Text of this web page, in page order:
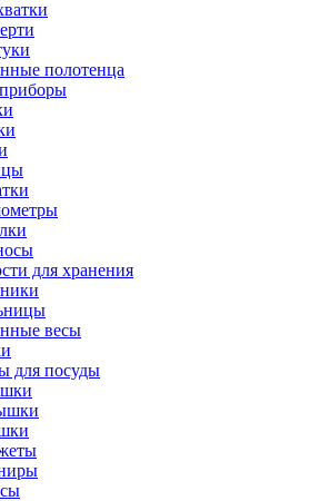
полотенца
для хранения
весы
для посуды